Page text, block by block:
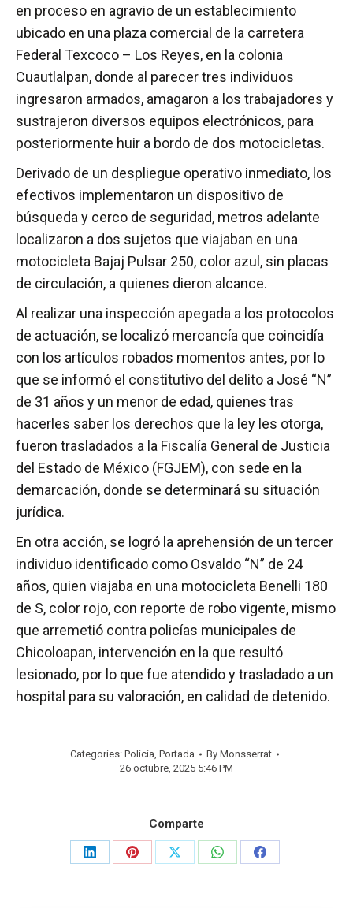
en proceso en agravio de un establecimiento
ubicado en una plaza comercial de la carretera
Federal Texcoco – Los Reyes, en la colonia
Cuautlalpan, donde al parecer tres individuos
ingresaron armados, amagaron a los trabajadores y
sustrajeron diversos equipos electrónicos, para
posteriormente huir a bordo de dos motocicletas.
Derivado de un despliegue operativo inmediato, los
efectivos implementaron un dispositivo de
búsqueda y cerco de seguridad, metros adelante
localizaron a dos sujetos que viajaban en una
motocicleta Bajaj Pulsar 250, color azul, sin placas
de circulación, a quienes dieron alcance.
Al realizar una inspección apegada a los protocolos
de actuación, se localizó mercancía que coincidía
con los artículos robados momentos antes, por lo
que se informó el constitutivo del delito a José “N”
de 31 años y un menor de edad, quienes tras
hacerles saber los derechos que la ley les otorga,
fueron trasladados a la Fiscalía General de Justicia
del Estado de México (FGJEM), con sede en la
demarcación, donde se determinará su situación
jurídica.
En otra acción, se logró la aprehensión de un tercer
individuo identificado como Osvaldo “N” de 24
años, quien viajaba en una motocicleta Benelli 180
de S, color rojo, con reporte de robo vigente, mismo
que arremetió contra policías municipales de
Chicoloapan, intervención en la que resultó
lesionado, por lo que fue atendido y trasladado a un
hospital para su valoración, en calidad de detenido.
Categories: Policía, Portada By Monsserrat
26 octubre, 2025 5:46 PM
Comparte
Share
Share
Share
Share
Share